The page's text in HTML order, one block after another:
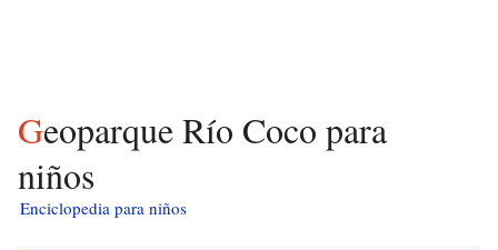
Geoparque Río Coco para
niños
Enciclopedia para niños